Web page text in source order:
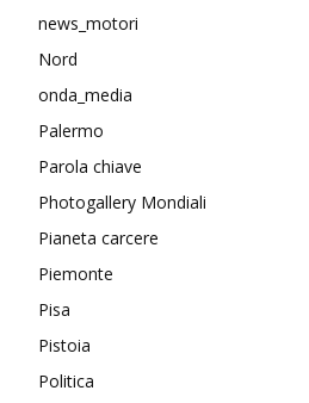
news_motori
Nord
onda_media
Palermo
Parola chiave
Photogallery Mondiali
Pianeta carcere
Piemonte
Pisa
Pistoia
Politica